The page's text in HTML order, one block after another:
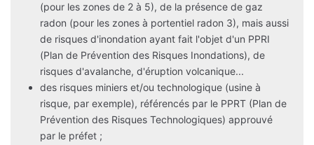
(pour les zones de 2 à 5), de la présence de gaz
radon (pour les zones à portentiel radon 3), mais aussi
de risques d'inondation ayant fait l'objet d'un PPRI
(Plan de Prévention des Risques Inondations), de
risques d'avalanche, d'éruption volcanique...
des risques miniers et/ou technologique (usine à
risque, par exemple), référencés par le PPRT (Plan de
Prévention des Risques Technologiques) approuvé
par le préfet ;